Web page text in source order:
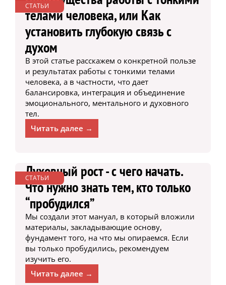
СТАТЬИ
телами человека, или Как
установить глубокую связь с
духом
В этой статье расскажем о конкретной пользе
и результатах работы с тонкими телами
человека, а в частности, что дает
балансировка, интеграция и объединение
эмоционального, ментального и духовного
тел.
Читать далее →
СТАТЬИ
Духовный рост - с чего начать.
Что нужно знать тем, кто только
“пробудился”
Мы создали этот мануал, в который вложили
материалы, закладывающие основу,
фундамент того, на что мы опираемся. Если
вы только пробудились, рекомендуем
изучить его.
Читать далее →